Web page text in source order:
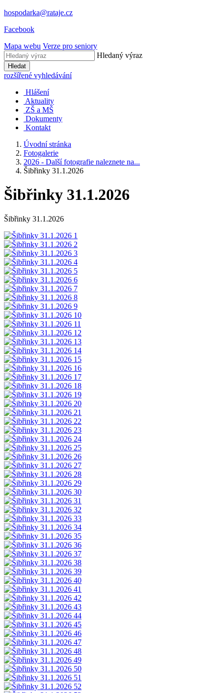
hospodarka@rataje.cz
Facebook
Mapa webu Verze pro seniory
Hledaný výraz
Hledat
rozšířené vyhledávání
Hlášení
Aktuality
ZŠ a MŠ
Dokumenty
Kontakt
Úvodní stránka
Fotogalerie
2026 - Další fotografie naleznete na...
Šibřinky 31.1.2026
Šibřinky 31.1.2026
Šibřinky 31.1.2026